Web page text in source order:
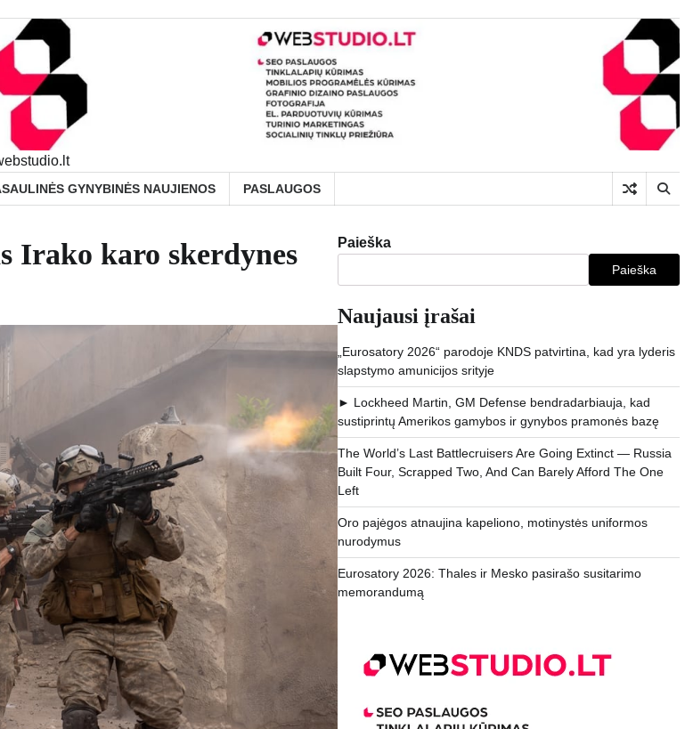
GYNYBINĖS NAUJIENOS PASLAUGOS
Irako karo skerdynes Paieška
Paieška
Naujausi įrašai
„Eurosatory 2026“ parodoje KNDS patvirtina, kad yra lyderis
slapstymo amunicijos srityje
► Lockheed Martin, GM Defense bendradarbiauja, kad
sustiprintų Amerikos gamybos ir gynybos pramonės bazę
The World’s Last Battlecruisers Are Going Extinct — Russia
Built Four, Scrapped Two, And Can Barely Afford The One
Left
Oro pajėgos atnaujina kapeliono, motinystės uniformos
nurodymus
Eurosatory 2026: Thales ir Mesko pasirašo susitarimo
memorandumą